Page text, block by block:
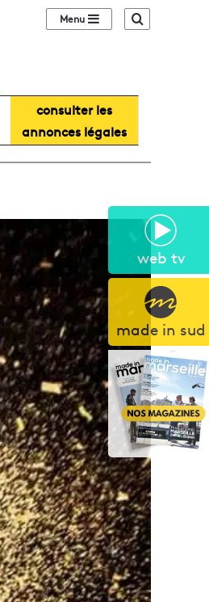
web tv
made in sud
Sidebar (barre
consulter les
annonces légales